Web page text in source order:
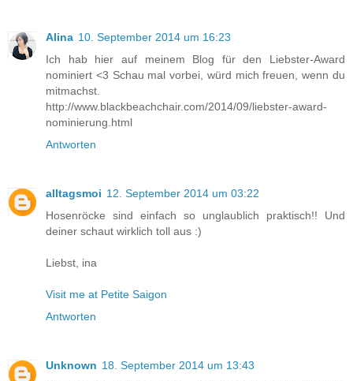
Alina 10. September 2014 um 16:23
Ich hab hier auf meinem Blog für den Liebster-Award
nominiert <3 Schau mal vorbei, würd mich freuen, wenn du
mitmachst.
http://www.blackbeachchair.com/2014/09/liebster-award-
nominierung.html
Antworten
alltagsmoi 12. September 2014 um 03:22
Hosenröcke sind einfach so unglaublich praktisch!! Und
deiner schaut wirklich toll aus :)
Liebst, ina
Visit me at Petite Saigon
Antworten
Unknown 18. September 2014 um 13:43